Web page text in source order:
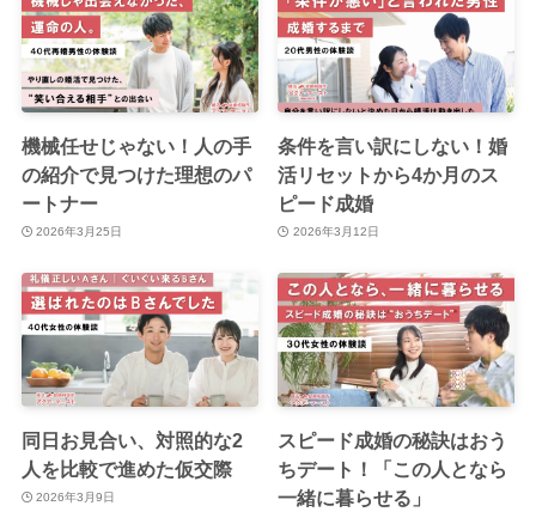
機械任せじゃない！人の手
の紹介で見つけた理想のパ
ートナー
2026年3月25日
条件を言い訳にしない！婚
活リセットから4か月のス
ピード成婚
2026年3月12日
同日お見合い、対照的な2
人を比較で進めた仮交際
2026年3月9日
スピード成婚の秘訣はおう
ちデート！「この人となら
一緒に暮らせる」